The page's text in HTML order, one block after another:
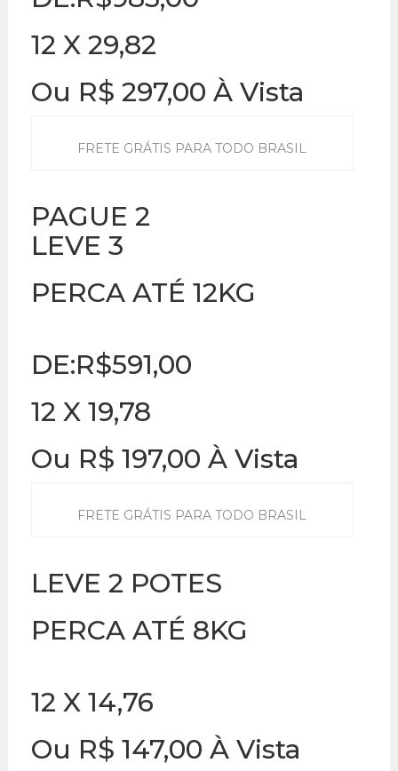
12 X 29,82
Ou R$ 297,00 À Vista
FRETE GRÁTIS PARA TODO BRASIL
PAGUE 2
LEVE 3
PERCA ATÉ 12KG
DE:R$591,00
12 X 19,78
Ou R$ 197,00 À Vista
FRETE GRÁTIS PARA TODO BRASIL
LEVE 2 POTES
PERCA ATÉ 8KG
12 X 14,76
Ou R$ 147,00 À Vista